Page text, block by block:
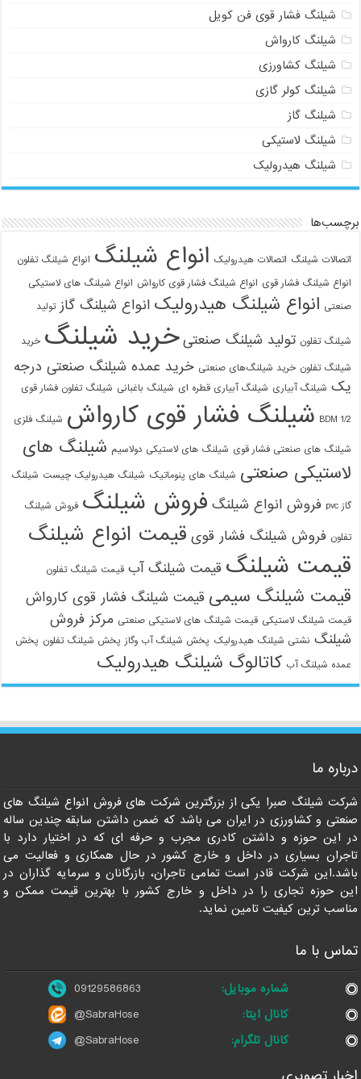
شیلنگ فشار قوی فن کویل
شیلنگ کارواش
شیلنگ کشاورزی
شیلنگ کولر گازی
شیلنگ گاز
شیلنگ لاستیکی
شیلنگ هیدرولیک
برچسب‌ها
اتصالات شیلنگ اتصالات هیدرولیک انواع شیلنگ انواع شیلنگ تفلون
انواع شیلنگ فشار قوی انواع شیلنگ فشار قوی کارواش انواع شیلنگ های لاستیکی
صنعتی انواع شیلنگ هیدرولیک انواع شیلنگ گاز تولید
شیلنگ تفلون تولید شیلنگ صنعتی خرید شیلنگ خرید
شیلنگ تفلون خرید شیلنگ‌های صنعتی خرید عمده شیلنگ صنعتی درجه
یک شیلنگ آبیاری شیلنگ آبیاری قطره ای شیلنگ باغبانی شیلنگ تفلون فشار قوی
1/2 BDM شیلنگ فشار قوی کارواش شیلنگ فلزی
شیلنگ های صنعتی فشار قوی شیلنگ های لاستیکی دولاسیم شیلنگ های
لاستیکی صنعتی شیلنگ های پنوماتیک شیلنگ هیدرولیک چیست شیلنگ
گاز pvc فروش انواع شیلنگ فروش شیلنگ فروش شیلنگ
تفلون فروش شیلنگ فشار قوی قیمت انواع شیلنگ
قیمت شیلنگ قیمت شیلنگ آب قیمت شیلنگ تفلون
قیمت شیلنگ سیمی قیمت شیلنگ فشار قوی کارواش
قیمت شیلنگ لاستیکی قیمت شیلنگ های لاستیکی صنعتی مرکز فروش
شیلنگ نشتی شیلنگ هیدرولیک پخش شیلنگ آب وگاز پخش شیلنگ تفلون پخش
عمده شیلنگ آب کاتالوگ شیلنگ هیدرولیک
درباره ما
شرکت شیلنگ صبرا یکی از بزرگترین شرکت های فروش انواع شیلنگ های
صنعتی و کشاورزی در ایران می باشد که ضمن داشتن سابقه چندین ساله
در این حوزه و داشتن کادری مجرب و حرفه ای که در اختیار دارد با
تاجران بسیاری در داخل و خارج کشور در حال همکاری و فعالیت می
باشد.این شرکت قادر است تمامی تاجران، بازرگانان و سرمایه گذاران در
این حوزه تجاری را در داخل و خارج کشور با بهترین قیمت ممکن و
مناسب ترین کیفیت تامین نماید.
تماس با ما
شماره موبایل:
09129586863
کانال ایتا:
@SabraHose
کانال تلگرام:
@SabraHose